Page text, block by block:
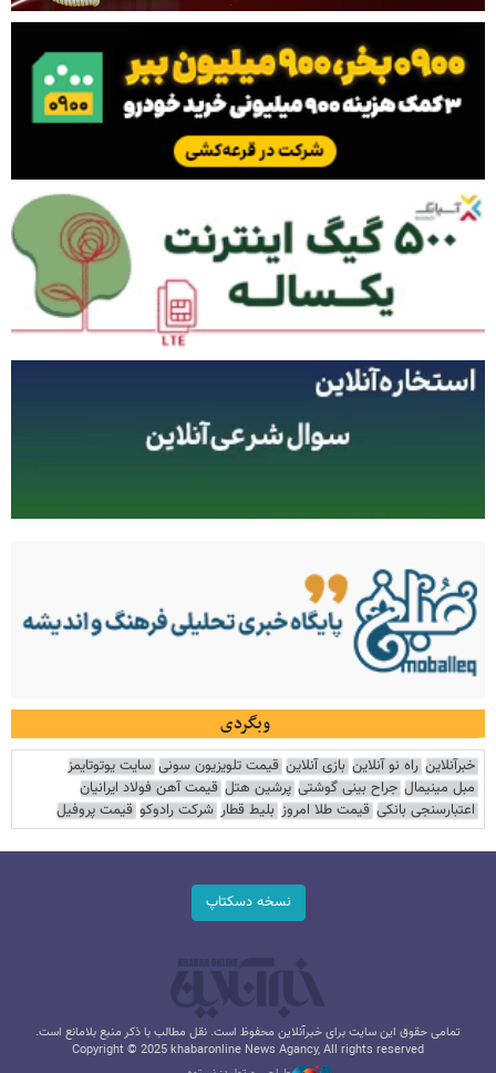
وبگردی
خبرآنلاین راه نو آنلاین بازی آنلاین قیمت تلویزیون سونی سایت یوتوتایمز
مبل مینیمال جراح بینی گوشتی پرشین هتل قیمت آهن فولاد ایرانیان
اعتبارسنجی بانکی قیمت طلا امروز بلیط قطار شرکت رادوکو قیمت پروفیل
نسخه دسکتاپ
تمامی حقوق این سایت برای خبرآنلاین محفوظ است. نقل مطالب با ذکر منبع بلامانع است.
Copyright © 2025 khabaronline News Agancy, All rights reserved